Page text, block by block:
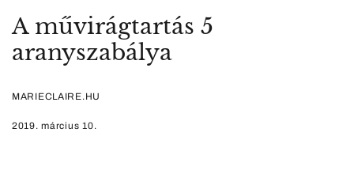
A művirágtartás 5
aranyszabálya
MARIECLAIRE.HU
2019. március 10.